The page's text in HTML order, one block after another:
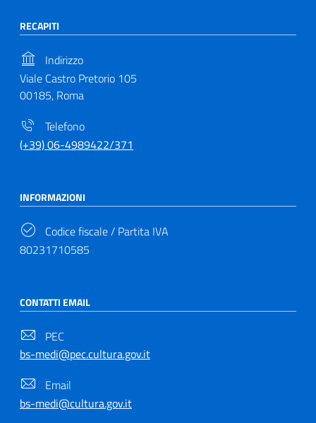
RECAPITI
Indirizzo
Viale Castro Pretorio 105
00185, Roma
Telefono
(+39) 06-4989422/371
INFORMAZIONI
Codice fiscale / Partita IVA
80231710585
CONTATTI EMAIL
PEC
bs-medi@pec.cultura.gov.it
Email
bs-medi@cultura.gov.it